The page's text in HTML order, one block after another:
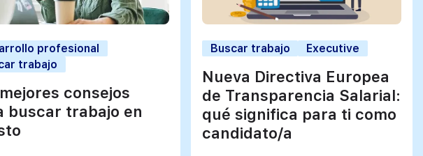
profesional
trabajo
consejos
buscar trabajo en
Buscar trabajo Executive
Nueva Directiva Europea
de Transparencia Salarial:
qué significa para ti como
candidato/a